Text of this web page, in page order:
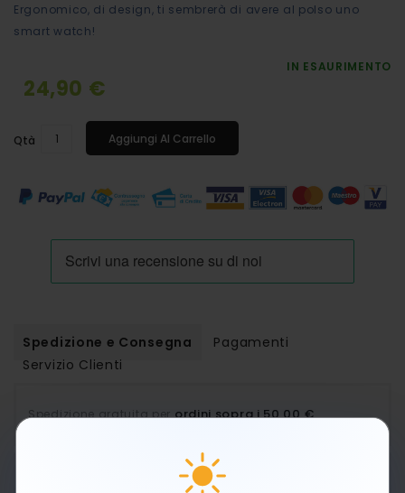
Spedizione e Consegna
Pagamenti
Servizio Clienti
Spedizione gratuita perordini sopra i 50,00 €.
PAUSA ESTIVA: LE SPEDIZIONI RIPRENDERANNO A
Ergonomico, di design, ti sembrerà di avere al polso uno
smart watch!
IN ESAURIMENTO
24,90 €
Qtà Aggiungi Al Carrello